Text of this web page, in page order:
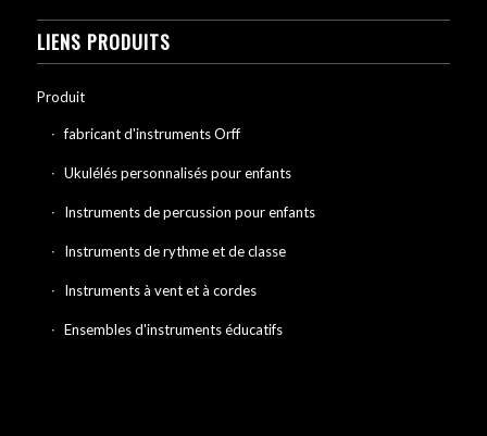
LIENS PRODUITS
Produit
fabricant d'instruments Orff
Ukulélés personnalisés pour enfants
Instruments de percussion pour enfants
Instruments de rythme et de classe
Instruments à vent et à cordes
Ensembles d'instruments éducatifs